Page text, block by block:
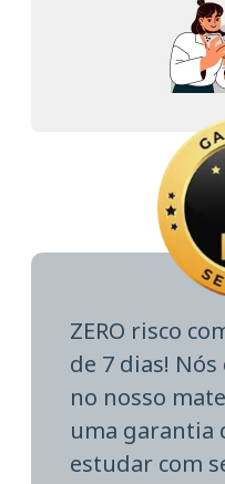
ZERO risco
de 7 dias!
no nosso
uma garantia
estudar com